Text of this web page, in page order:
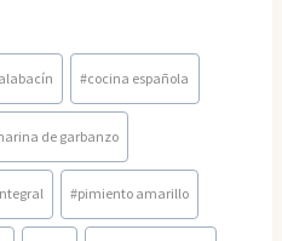
#cocina española
de garbanzo
#pimiento amarillo